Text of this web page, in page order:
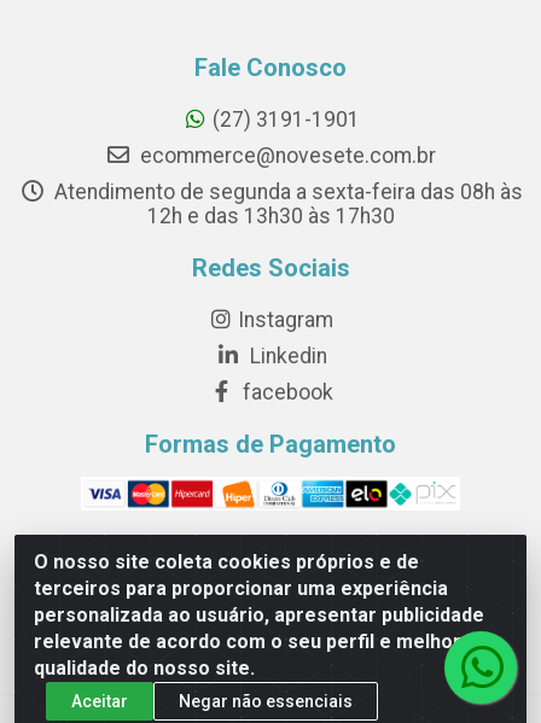
O nosso site coleta cookies próprios e de
terceiros para proporcionar uma experiência
personalizada ao usuário, apresentar publicidade
relevante de acordo com o seu perfil e melhorar a
qualidade do nosso site.
Aceitar Negar não essenciais
Fale Conosco
(27) 3191-1901
ecommerce@novesete.com.br
Atendimento de segunda a sexta-feira das 08h às
12h e das 13h30 às 17h30
Redes Sociais
Instagram
Linkedin
facebook
Formas de Pagamento
Novesete Distribuidora LTDA - Avenida Setecentos, S/N,
Terminal Intermodal da Serra, Serra/ES - CEP 29161-414 -
CNPJ 29.479.604/0001-44